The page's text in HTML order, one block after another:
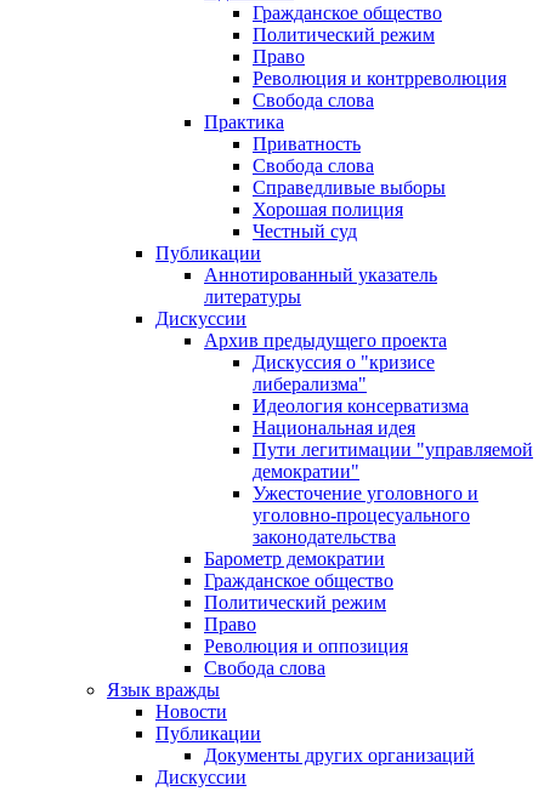
Гражданское общество
Политический режим
Право
Революция и контрреволюция
Свобода слова
Практика
Приватность
Свобода слова
Справедливые выборы
Хорошая полиция
Честный суд
Публикации
Аннотированный указатель
литературы
Дискуссии
Архив предыдущего проекта
Дискуссия о "кризисе
либерализма"
Идеология консерватизма
Национальная идея
Пути легитимации "управляемой
демократии"
Ужесточение уголовного и
уголовно-процесуального
законодательства
Барометр демократии
Гражданское общество
Политический режим
Право
Революция и оппозиция
Свобода слова
Язык вражды
Новости
Публикации
Документы других организаций
Дискуссии